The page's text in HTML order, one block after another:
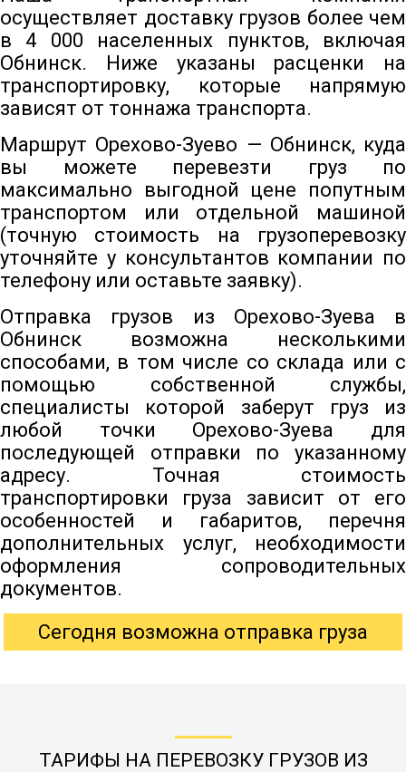
осуществляет доставку грузов более чем
в 4 000 населенных пунктов, включая
Обнинск. Ниже указаны расценки на
транспортировку, которые напрямую
зависят от тоннажа транспорта.
Маршрут Орехово-Зуево — Обнинск, куда
вы можете перевезти груз по
максимально выгодной цене попутным
транспортом или отдельной машиной
(точную стоимость на грузоперевозку
уточняйте у консультантов компании по
телефону или оставьте заявку).
Отправка грузов из Орехово-Зуева в
Обнинск возможна несколькими
способами, в том числе со склада или с
помощью собственной службы,
специалисты которой заберут груз из
любой точки Орехово-Зуева для
последующей отправки по указанному
адресу. Точная стоимость
транспортировки груза зависит от его
особенностей и габаритов, перечня
дополнительных услуг, необходимости
оформления сопроводительных
документов.
Сегодня возможна отправка груза
ТАРИФЫ НА ПЕРЕВОЗКУ ГРУЗОВ ИЗ